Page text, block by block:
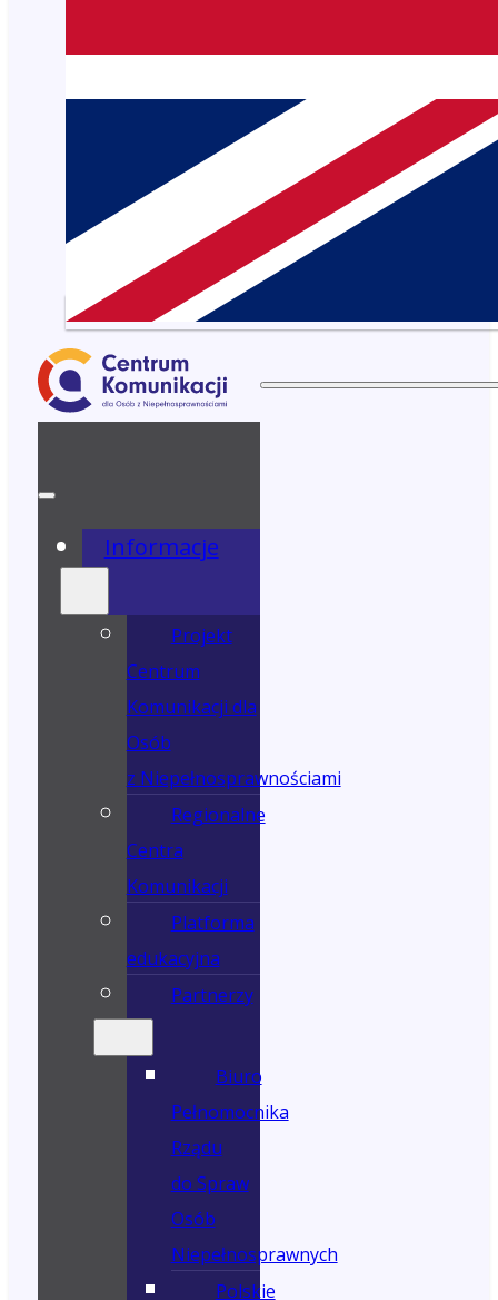
Informacje
Projekt
Centrum
Komunikacji dla
Osób
z Niepełnosprawnościami
Regionalne
Centra
Komunikacji
Platforma
edukacyjna
Partnerzy
Biuro
Pełnomocnika
Rządu
do Spraw
Osób
Niepełnosprawnych
Polskie